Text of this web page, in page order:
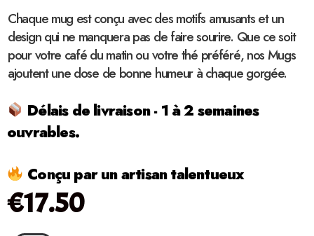
Chaque mug est conçu avec des motifs amusants et un
design qui ne manquera pas de faire sourire. Que ce soit
pour votre café du matin ou votre thé préféré, nos Mugs
ajoutent une dose de bonne humeur à chaque gorgée.
Délais de livraison - 1 à 2 semaines
ouvrables.
Conçu par un artisan talentueux
€17.50